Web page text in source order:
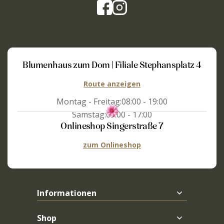
Blumenhaus zum Dom | Filiale Stephansplatz 4
Route anzeigen
Montag - Freitag:08:00 - 19:00
Samstag:09:00 - 17:00
Onlineshop Singerstraße 7
zum Onlineshop
Informationen
Shop